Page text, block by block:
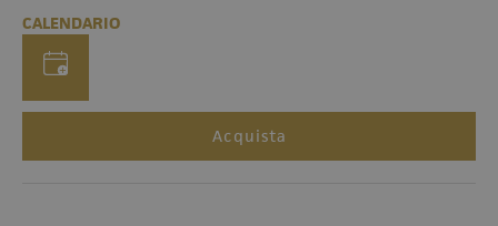
CALENDARIO
Acquista